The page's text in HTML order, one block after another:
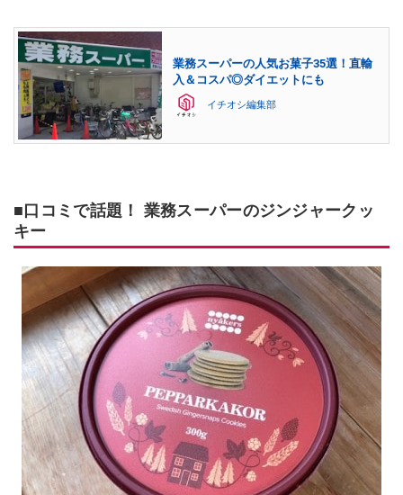
業務スーパーの人気お菓子35選！直輸
入＆コスパ◎ダイエットにも
イチオシ編集部
■口コミで話題！ 業務スーパーのジンジャークッ
キー